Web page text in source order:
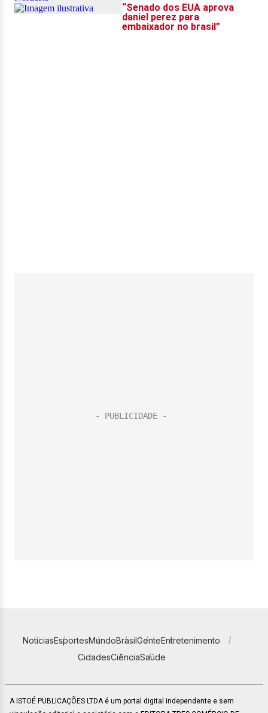
NotíciasEsportesMundoBrasilGenteEntretenimento
CidadesCiênciaSaúde
A ISTOÉ PUBLICAÇÕES LTDA é um portal digital independente e sem